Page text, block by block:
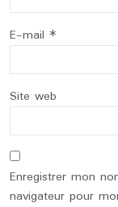
E-mail *
Site web
Enregistrer mon
navigateur pour